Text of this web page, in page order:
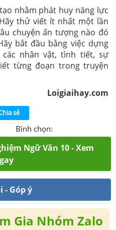
nhằm phát huy năng lực
thử viết ít nhất một lần
chuyện ấn tư­ợng nào đó
bắt đầu bằng việc dựng
nhân vật, tình tiết, sự
từng đoạn trong truyện
Loigiaihay.com
sẻ
Bình chọn:
Ngữ Văn 10 - Xem
- Góp ý
Gia Nhóm Zalo